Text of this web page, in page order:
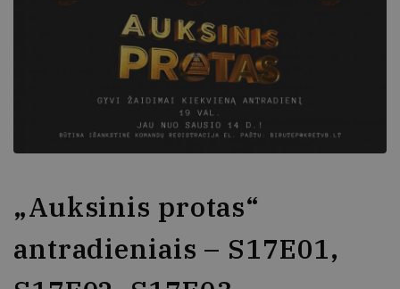
„Auksinis protas“
antradieniais – S17E01,